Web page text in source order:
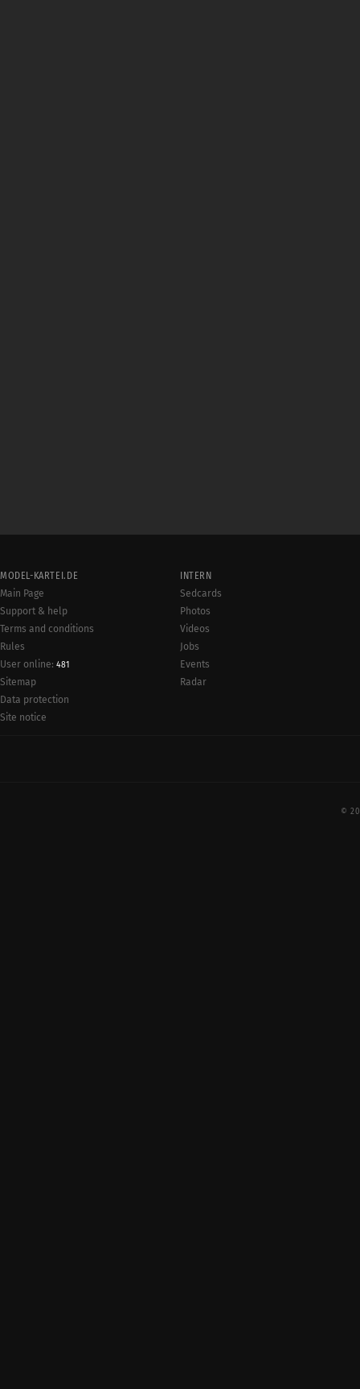
MODEL-KARTEI.DE
Main Page
Support & help
Terms and conditions
Rules
User online: 481
Sitemap
Data protection
Site notice
INTERN
Sedcards
Photos
Videos
Jobs
Events
Radar
©